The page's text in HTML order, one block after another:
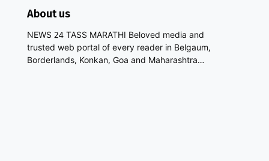
About us
NEWS 24 TASS MARATHI Beloved media and
trusted web portal of every reader in Belgaum,
Borderlands, Konkan, Goa and Maharashtra…